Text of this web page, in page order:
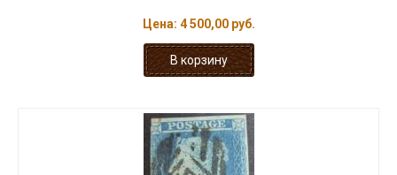
Цена: 4 500,00 руб.